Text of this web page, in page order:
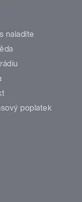
naladíte
poplatek